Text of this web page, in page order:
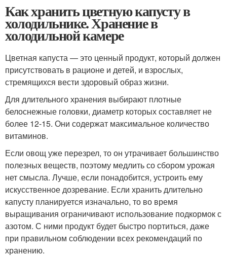
Как хранить цветную капусту в
холодильнике. Хранение в
холодильной камере
Цветная капуста — это ценный продукт, который должен
присутствовать в рационе и детей, и взрослых,
стремящихся вести здоровый образ жизни.
Для длительного хранения выбирают плотные
белоснежные головки, диаметр которых составляет не
более 12-15. Они содержат максимальное количество
витаминов.
Если овощ уже перезрел, то он утрачивает большинство
полезных веществ, поэтому медлить со сбором урожая
нет смысла. Лучше, если понадобится, устроить ему
искусственное дозревание. Если хранить длительно
капусту планируется изначально, то во время
выращивания ограничивают использование подкормок с
азотом. С ними продукт будет быстро портиться, даже
при правильном соблюдении всех рекомендаций по
хранению.